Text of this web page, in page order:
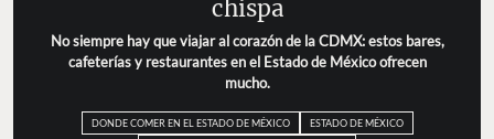
chispa
No siempre hay que viajar al corazón de la CDMX: estos bares,
cafeterías y restaurantes en el Estado de México ofrecen
mucho.
DONDE COMER EN EL ESTADO DE MÉXICO
ESTADO DE MÉXICO